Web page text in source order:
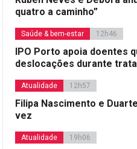
quatro a caminho”
Saúde & bem-estar 12h46
IPO Porto apoia doentes
deslocações durante
Atualidade 12h57
Filipa Nascimento e
vez
Atualidade 19h06